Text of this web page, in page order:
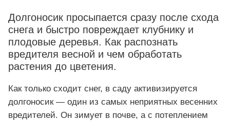
Долгоносик просыпается сразу после схода
снега и быстро повреждает клубнику и
плодовые деревья. Как распознать
вредителя весной и чем обработать
растения до цветения.
Как только сходит снег, в саду активизируется
долгоносик — один из самых неприятных весенних
вредителей. Он зимует в почве, а с потеплением